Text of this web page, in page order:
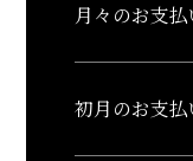
月々のお支
初月のお支